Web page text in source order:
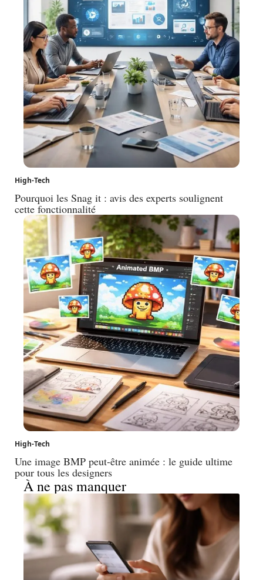
High-Tech
Pourquoi les Snag it : avis des experts soulignent
cette fonctionnalité
High-Tech
Une image BMP peut-être animée : le guide ultime
pour tous les designers
À ne pas manquer